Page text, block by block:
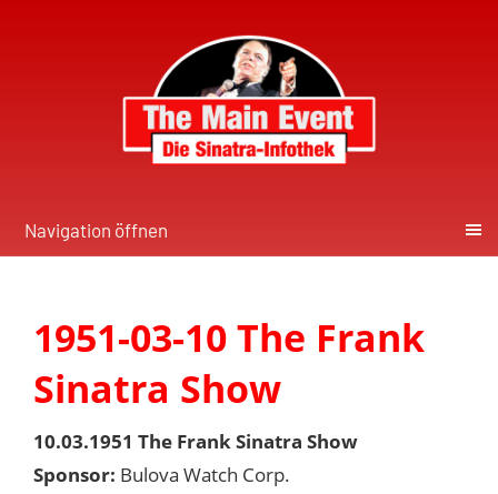
Navigation öffnen
1951-03-10 The Frank
Sinatra Show
10.03.1951 The Frank Sinatra Show
Sponsor: Bulova Watch Corp.